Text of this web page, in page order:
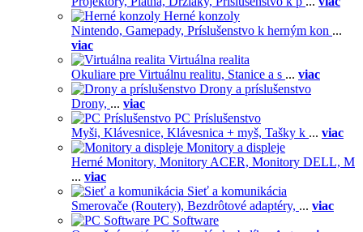
Herné konzoly
Nintendo, Gamepady, Príslušenstvo k herným kon ...
viac
Virtuálna realita
Okuliare pre Virtuálnu realitu, Stanice a s ... viac
Drony a príslušenstvo
Drony, ... viac
PC Príslušenstvo
Myši, Klávesnice, Klávesnica + myš, Tašky k ... viac
Monitory a displeje
Herné Monitory, Monitory ACER, Monitory DELL, M
... viac
Sieť a komunikácia
Smerovače (Routery), Bezdrôtové adaptéry, ... viac
PC Software